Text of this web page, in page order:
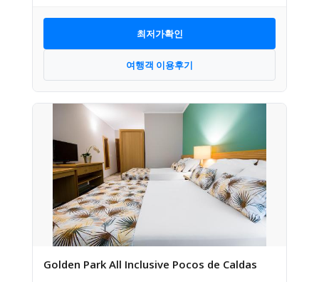
최저가확인
여행객 이용후기
Golden Park All Inclusive Pocos de Caldas